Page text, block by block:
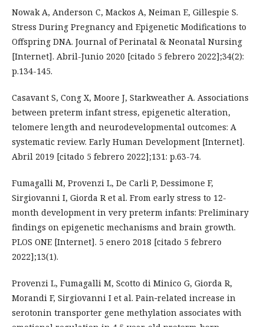
Nowak A, Anderson C, Mackos A, Neiman E, Gillespie S.
Stress During Pregnancy and Epigenetic Modifications to
Offspring DNA. Journal of Perinatal & Neonatal Nursing
[Internet]. Abril-Junio 2020 [citado 5 febrero 2022];34(2):
p.134-145.
Casavant S, Cong X, Moore J, Starkweather A. Associations
between preterm infant stress, epigenetic alteration,
telomere length and neurodevelopmental outcomes: A
systematic review. Early Human Development [Internet].
Abril 2019 [citado 5 febrero 2022];131: p.63-74.
Fumagalli M, Provenzi L, De Carli P, Dessimone F,
Sirgiovanni I, Giorda R et al. From early stress to 12-
month development in very preterm infants: Preliminary
findings on epigenetic mechanisms and brain growth.
PLOS ONE [Internet]. 5 enero 2018 [citado 5 febrero
2022];13(1).
Provenzi L, Fumagalli M, Scotto di Minico G, Giorda R,
Morandi F, Sirgiovanni I et al. Pain‐related increase in
serotonin transporter gene methylation associates with